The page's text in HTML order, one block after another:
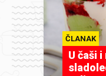
ČLANAK
U čaši